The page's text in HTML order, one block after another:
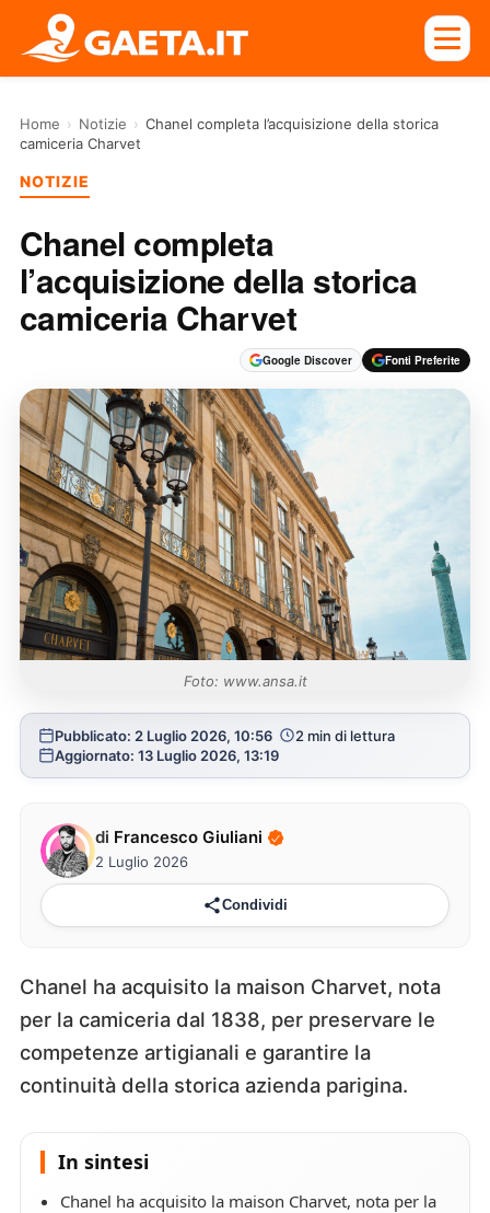
Home › Notizie › Chanel completa l’acquisizione della storica
camiceria Charvet
NOTIZIE
Chanel completa
l’acquisizione della storica
camiceria Charvet
Google Discover Fonti Preferite
Foto: www.ansa.it
Pubblicato: 2 Luglio 2026, 10:56
2 min di lettura
Aggiornato: 13 Luglio 2026, 13:19
di Francesco Giuliani
2 Luglio 2026
Condividi
Chanel ha acquisito la maison Charvet, nota
per la camiceria dal 1838, per preservare le
competenze artigianali e garantire la
continuità della storica azienda parigina.
In sintesi
Chanel ha acquisito la maison Charvet, nota per la